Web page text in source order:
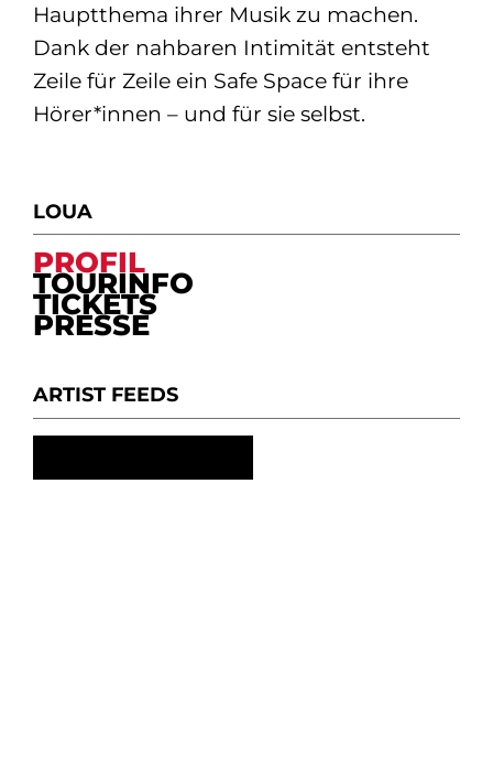
Hauptthema ihrer Musik zu machen.
Dank der nahbaren Intimität entsteht
Zeile für Zeile ein Safe Space für ihre
Hörer*innen – und für sie selbst.
LOUA
PROFIL
TOURINFO
TICKETS
PRESSE
ARTIST FEEDS